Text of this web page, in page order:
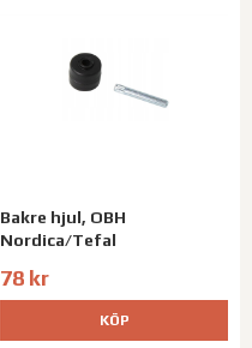
Bakre hjul, OBH
Nordica/Tefal
78 kr
KÖP